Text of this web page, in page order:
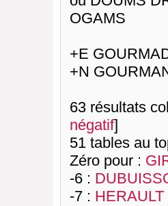
OGAMS
+E
+N
63 résultats
négatif]
51 tables au
Zéro pour :
-6 :
-7 :